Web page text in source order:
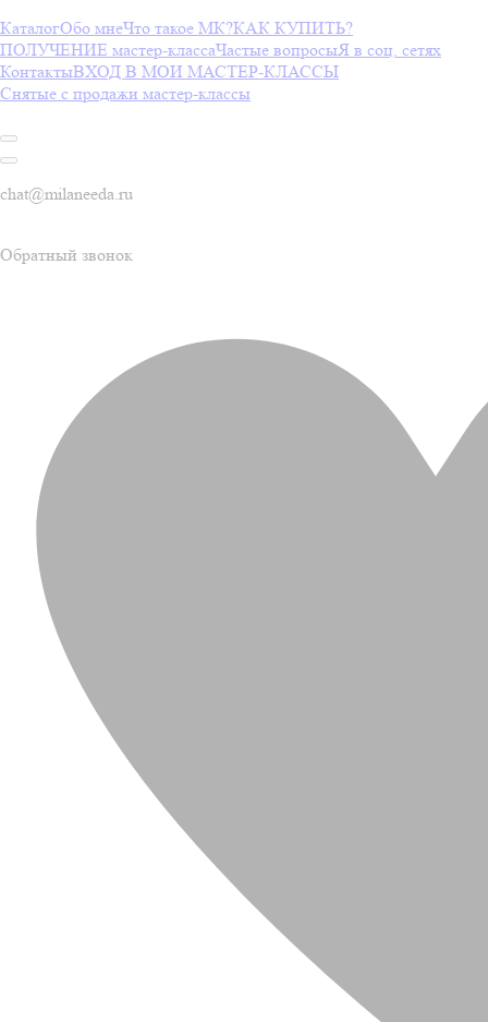
КаталогОбо мнеЧто такое МК?КАК КУПИТЬ?
ПОЛУЧЕНИЕ мастер-классаЧастые вопросыЯ в соц. сетях
КонтактыВХОД В МОИ МАСТЕР-КЛАССЫ
Снятые с продажи мастер-классы
chat@milaneeda.ru
Обратный звонок